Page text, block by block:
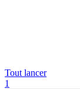
Tout lancer
1